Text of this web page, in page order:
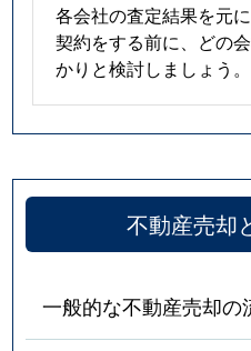
各会社の査定結果を元
契約をする前に、どの
かりと検討しましょう。
不動産売却
一般的な不動産売却の